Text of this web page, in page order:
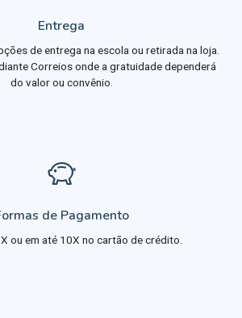
Entrega
de entrega na escola ou retirada na loja.
Correios onde a gratuidade dependerá
do valor ou convênio.
de Pagamento
ou em até 10X no cartão de crédito.